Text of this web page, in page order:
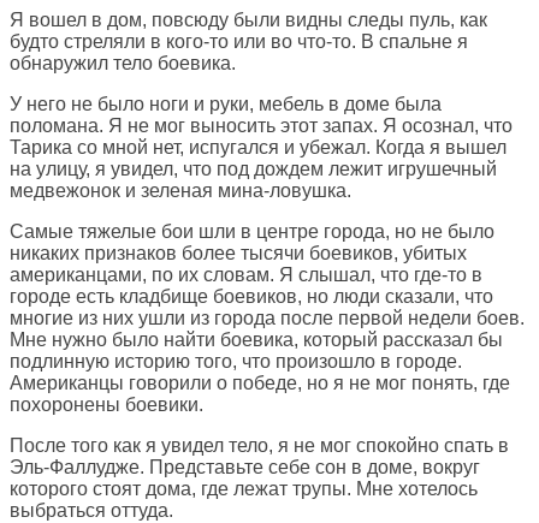
Я вошел в дом, повсюду были видны следы пуль, как
будто стреляли в кого-то или во что-то. В спальне я
обнаружил тело боевика.
У него не было ноги и руки, мебель в доме была
поломана. Я не мог выносить этот запах. Я осознал, что
Тарика со мной нет, испугался и убежал. Когда я вышел
на улицу, я увидел, что под дождем лежит игрушечный
медвежонок и зеленая мина-ловушка.
Самые тяжелые бои шли в центре города, но не было
никаких признаков более тысячи боевиков, убитых
американцами, по их словам. Я слышал, что где-то в
городе есть кладбище боевиков, но люди сказали, что
многие из них ушли из города после первой недели боев.
Мне нужно было найти боевика, который рассказал бы
подлинную историю того, что произошло в городе.
Американцы говорили о победе, но я не мог понять, где
похоронены боевики.
После того как я увидел тело, я не мог спокойно спать в
Эль-Фаллудже. Представьте себе сон в доме, вокруг
которого стоят дома, где лежат трупы. Мне хотелось
выбраться оттуда.